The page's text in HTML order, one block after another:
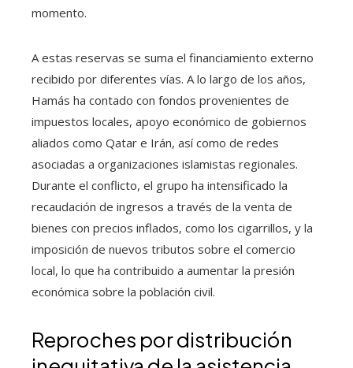
momento.
A estas reservas se suma el financiamiento externo
recibido por diferentes vías. A lo largo de los años,
Hamás ha contado con fondos provenientes de
impuestos locales, apoyo económico de gobiernos
aliados como Qatar e Irán, así como de redes
asociadas a organizaciones islamistas regionales.
Durante el conflicto, el grupo ha intensificado la
recaudación de ingresos a través de la venta de
bienes con precios inflados, como los cigarrillos, y la
imposición de nuevos tributos sobre el comercio
local, lo que ha contribuido a aumentar la presión
económica sobre la población civil.
Reproches por distribución